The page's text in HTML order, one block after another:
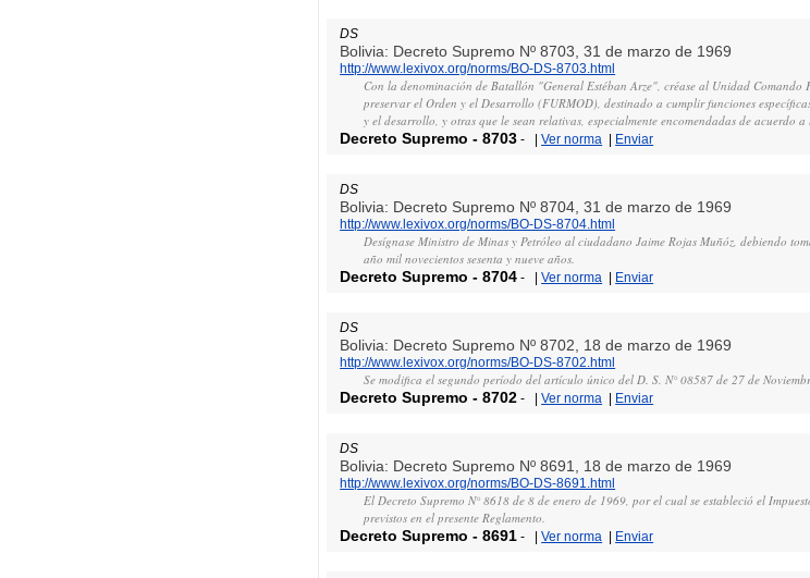
DS
Bolivia: Decreto Supremo Nº 8703, 31 de marzo de 1969
http://www.lexivox.org/norms/BO-DS-8703.html
Con la denominación de Batallón "General Estéban Arze", créase al Unidad Comando
preservar el Orden y el Desarrollo (FURMOD), destinado a cumplir funciones
y el desarrollo, y otras que le sean relativas, especialmente encomendadas de acuerdo a
Decreto Supremo -8703 - |Ver norma Enviar
DS
Bolivia: Decreto Supremo Nº 8704, 31 de marzo de 1969
http://www.lexivox.org/norms/BO-DS-8704.html
Desígnase Ministro de Minas y Petróleo al ciudadano Jaime Rojas Muñóz, debiendo
año mil novecientos sesenta y nueve años.
Decreto Supremo -8704 - |Ver norma Enviar
DS
Bolivia: Decreto Supremo Nº 8702, 18 de marzo de 1969
http://www.lexivox.org/norms/BO-DS-8702.html
Se modifica el segundo período del artículo único del D. S. N° 08587 de 27 de
Decreto Supremo -8702 - |Ver norma Enviar
DS
Bolivia: Decreto Supremo Nº 8691, 18 de marzo de 1969
http://www.lexivox.org/norms/BO-DS-8691.html
El Decreto Supremo N° 8618 de 8 de enero de 1969, por el cual se estableció el
previstos en el presente Reglamento.
Decreto Supremo -8691 - |Ver norma Enviar